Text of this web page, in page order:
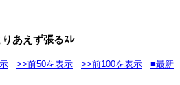
りあえず張るｽﾚ
>>前50を表示 >>前100を表示
■最新